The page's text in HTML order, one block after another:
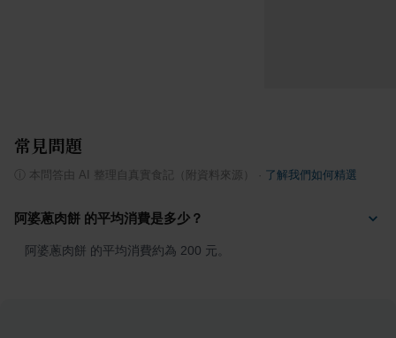
常見問題
本問答由 AI 整理自真實食記（附資料來源） 了解我們如何精選
阿婆蔥肉餅 的平均消費是多少？
阿婆蔥肉餅 的平均消費約為 200 元。